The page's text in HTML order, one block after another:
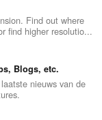
Find out where
find higher resolutio...
Blogs, etc.
nieuws van de